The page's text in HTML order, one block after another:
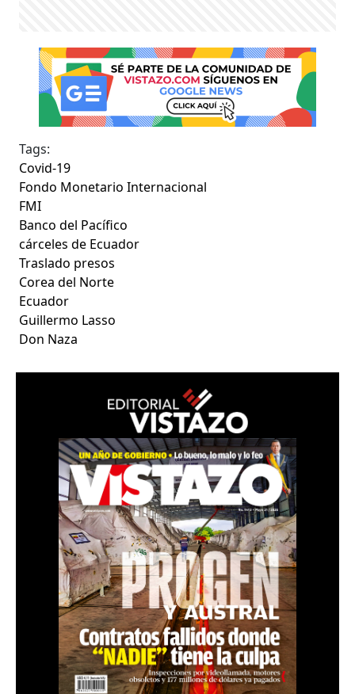
Tags:
Covid-19
Fondo Monetario Internacional
FMI
Banco del Pacífico
cárceles de Ecuador
Traslado presos
Corea del Norte
Ecuador
Guillermo Lasso
Don Naza